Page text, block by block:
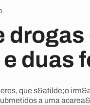
drogas
duas
que s&atilde;o
a uma